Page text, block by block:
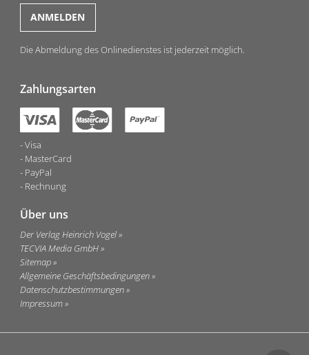
Die Abmeldung des Onlinedienstes ist jederzeit möglich.
Zahlungsarten
Visa
MasterCard
PayPal
Rechnung
Über uns
Der Verlag Heinrich Vogel
TECVIA Media GmbH
Sitemap
Allgemeine Geschäftsbedingungen
Datenschutzbestimmungen
Impressum